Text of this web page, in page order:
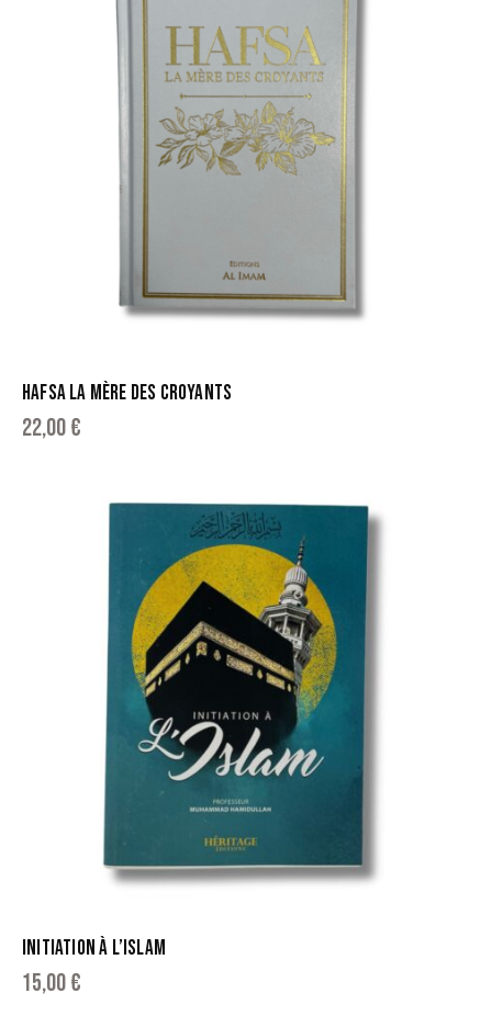
HAFSA LA MÈRE DES CROYANTS
22,00€
INITIATION À L’ISLAM
15,00€